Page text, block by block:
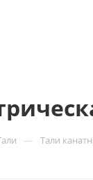
— Тали